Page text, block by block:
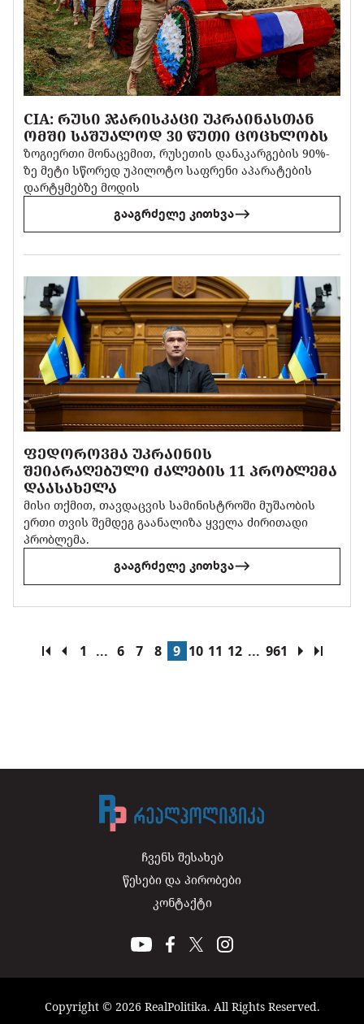
CIA: ᲠᲣᲡᲘ ᲯᲐᲠᲘᲡᲙᲐᲪᲘ ᲣᲙᲠᲐᲘᲜᲐᲡᲗᲐᲜ
ᲝᲛᲨᲘ ᲡᲐᲨᲣᲐᲚᲝᲓ 30 ᲬᲣᲗᲘ ᲪᲝᲪᲮᲚᲝᲑᲡ
ზოგიერთი მონაცემით, რუსეთის დანაკარგების 90%-
ზე მეტი სწორედ უპილოტო საფრენი აპარატების
დარტყმებზე მოდის
გააგრძელე კითხვა
ᲤᲔᲓᲝᲠᲝᲕᲛᲐ ᲣᲙᲠᲐᲘᲜᲘᲡ
ᲨᲔᲘᲐᲠᲐᲦᲔᲑᲣᲚᲘ ᲫᲐᲚᲔᲑᲘᲡ 11 ᲞᲠᲝᲑᲚᲔᲛᲐ
ᲓᲐᲐᲡᲐᲮᲔᲚᲐ
მისი თქმით, თავდაცვის სამინისტროში მუშაობის
ერთი თვის შემდეგ გაანალიზა ყველა ძირითადი
პრობლემა.
გააგრძელე კითხვა
1 ... 6 7 8 9 10 11 12 ... 961
ჩვენს შესახებ
წესები და პირობები
კონტაქტი
Copyright © 2026 RealPolitika. All Rights Reserved.